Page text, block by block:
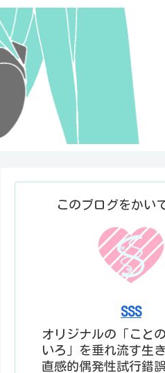
このブログをかい
SSS
オリジナルの「こと
いろ」を垂れ流す生き
直感的偶発性試行錯